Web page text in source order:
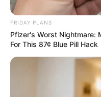
FRIDAY PLANS
Pfizer's Worst Nightmare:
For This 87¢ Blue Pill Hack